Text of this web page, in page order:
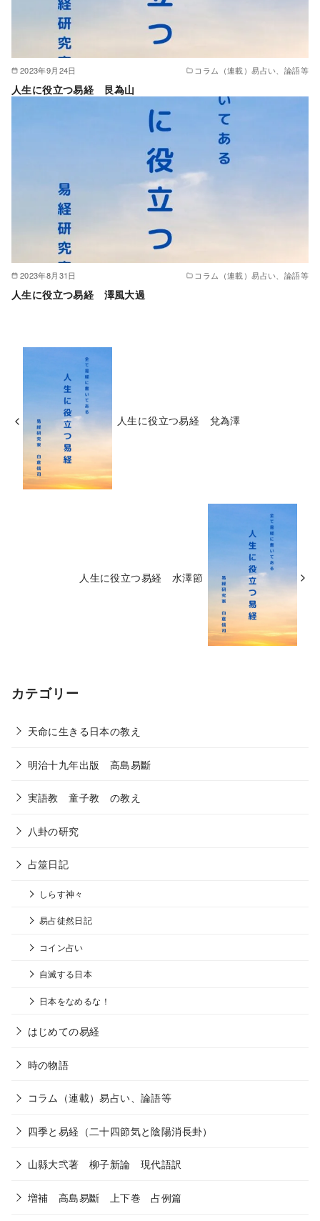
2023年9月24日 コラム（連載）易占い、論語等
人生に役立つ易経 艮為山
2023年8月31日 コラム（連載）易占い、論語等
人生に役立つ易経 澤風大過
人生に役立つ易経 兌為澤
人生に役立つ易経 水澤節
カテゴリー
天命に生きる日本の教え
明治十九年出版 高島易斷
実語教 童子教 の教え
八卦の研究
占筮日記
しらす神々
易占徒然日記
コイン占い
自滅する日本
日本をなめるな！
はじめての易経
時の物語
コラム（連載）易占い、論語等
四季と易経（二十四節気と陰陽消長卦）
山縣大弐著 柳子新論 現代語訳
増補 高島易斷 上下巻 占例篇